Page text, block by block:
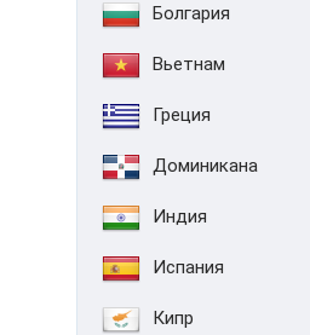
Болгария
Вьетнам
Греция
Доминикана
Индия
Испания
Кипр